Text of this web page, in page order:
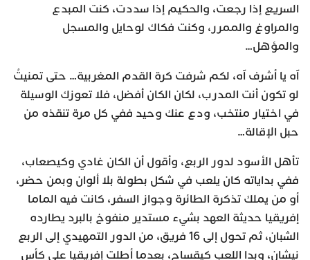
السريع إذا رجعت، والحكيم إذا سددت، كنت المبدع
والمراوغ والممرر، وكنت فكاك لوحايل والمسجل
والمؤهل…
آه يا أشرف آه، لكم شرفت كرة القدم المغربية… حتى تمنيتُ
لو تكون أنت المدرب، لكان الكان أفضل، فلا تعوزك الوسيلة
في اختيار منتخب، ودع عنك وحيد ففي كل مرة تنقذه من
حبل الإقالة…
تأهل الأسود لدور الربع، وأقول أن الكان غادي وكيصعاب،
ففي بداياته كان يلعب في شكل بطولة بلا ألوان وبمن حضر،
أو من يملك تذكرة الطائرة وجواز السفر، كانت فيه الماما
إفريقيا حديثة العهد بشيء مستدير منفوخ بالبرد يطارده
الشبان، ثم تحول إلى 16 فريق، من الدور التمهيدي إلى الربع
نيشان، وبدا اللعب كيقساح، بعدما أطلت إفريقيا على كأس